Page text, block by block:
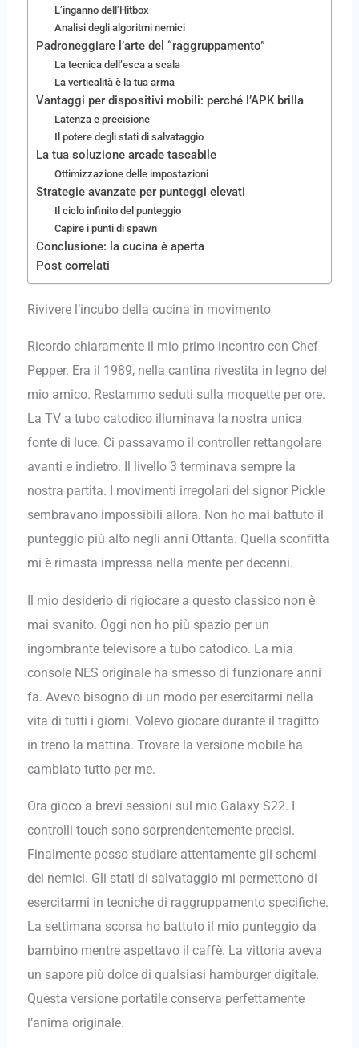
L’inganno dell’Hitbox
Analisi degli algoritmi nemici
Padroneggiare l’arte del “raggruppamento”
La tecnica dell’esca a scala
La verticalità è la tua arma
Vantaggi per dispositivi mobili: perché l’APK brilla
Latenza e precisione
Il potere degli stati di salvataggio
La tua soluzione arcade tascabile
Ottimizzazione delle impostazioni
Strategie avanzate per punteggi elevati
Il ciclo infinito del punteggio
Capire i punti di spawn
Conclusione: la cucina è aperta
Post correlati
Rivivere l’incubo della cucina in movimento
Ricordo chiaramente il mio primo incontro con Chef
Pepper. Era il 1989, nella cantina rivestita in legno del
mio amico. Restammo seduti sulla moquette per ore.
La TV a tubo catodico illuminava la nostra unica
fonte di luce. Ci passavamo il controller rettangolare
avanti e indietro. Il livello 3 terminava sempre la
nostra partita. I movimenti irregolari del signor Pickle
sembravano impossibili allora. Non ho mai battuto il
punteggio più alto negli anni Ottanta. Quella sconfitta
mi è rimasta impressa nella mente per decenni.
Il mio desiderio di rigiocare a questo classico non è
mai svanito. Oggi non ho più spazio per un
ingombrante televisore a tubo catodico. La mia
console NES originale ha smesso di funzionare anni
fa. Avevo bisogno di un modo per esercitarmi nella
vita di tutti i giorni. Volevo giocare durante il tragitto
in treno la mattina. Trovare la versione mobile ha
cambiato tutto per me.
Ora gioco a brevi sessioni sul mio Galaxy S22. I
controlli touch sono sorprendentemente precisi.
Finalmente posso studiare attentamente gli schemi
dei nemici. Gli stati di salvataggio mi permettono di
esercitarmi in tecniche di raggruppamento specifiche.
La settimana scorsa ho battuto il mio punteggio da
bambino mentre aspettavo il caffè. La vittoria aveva
un sapore più dolce di qualsiasi hamburger digitale.
Questa versione portatile conserva perfettamente
l’anima originale.